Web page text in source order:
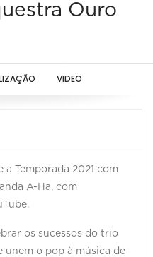
Ouro
VIDEO
Temporada 2021 com
A-Ha, com
os sucessos do trio
unem o pop à música de